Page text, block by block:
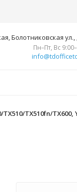
Болотниковская ул.,
Пн–Пт, Вс
TX510fn/TX600,